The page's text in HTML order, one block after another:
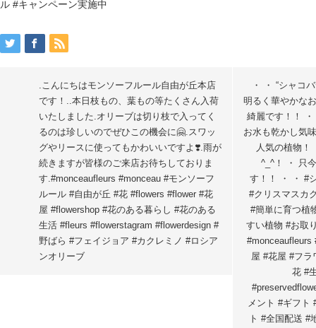
.こんにちは️モンソーフルール自由が丘本店
です！..本日枝もの、葉もの等たくさん入荷
いたしました.オリーブは切り枝で入ってく
るのは珍しいのでぜひこの機会に🤗.スワッ
グやリースに使ってもかわいいですよ❣️.雨が
続きますが皆様のご来店お待ちしておりま
す.#monceaufleurs #monceau #モンソーフ
ルール #自由が丘 #花 #flowers #flower #花
屋 #flowershop #花のある暮らし #花のある
生活 #fleurs #flowerstagram #flowerdesign #
野ばら #フェイジョア #カクレミノ #ロシア
ンオリーブ
・ ・ “シャコ
明るく華やかな
綺麗です！！
お水も乾かし気
人気の植物！
^_^！ ・ 只
す！！ ・ ・ #
#クリスマスカ
#簡単に育つ植
すい植物 #お取
#monceaufleurs
屋 #花屋 #フラ
花 #
メント #ギフト
ト #全国配送 #